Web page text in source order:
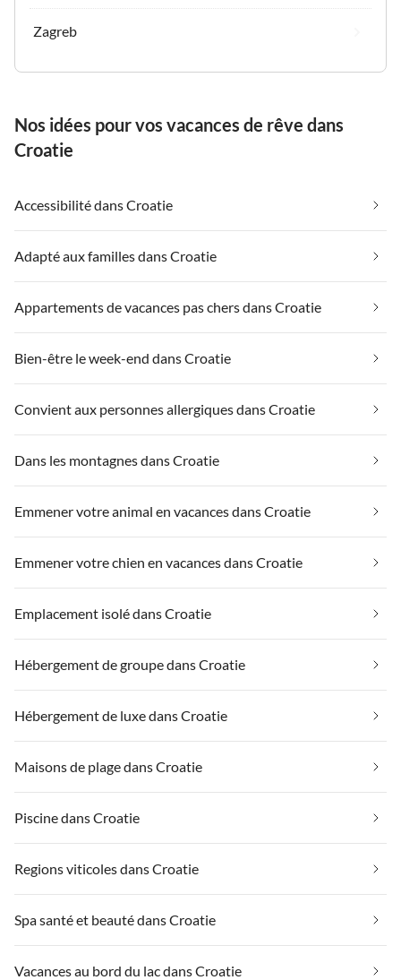
Zagreb
Nos idées pour vos vacances de rêve dans
Croatie
Accessibilité dans Croatie
Adapté aux familles dans Croatie
Appartements de vacances pas chers dans Croatie
Bien-être le week-end dans Croatie
Convient aux personnes allergiques dans Croatie
Dans les montagnes dans Croatie
Emmener votre animal en vacances dans Croatie
Emmener votre chien en vacances dans Croatie
Emplacement isolé dans Croatie
Hébergement de groupe dans Croatie
Hébergement de luxe dans Croatie
Maisons de plage dans Croatie
Piscine dans Croatie
Regions viticoles dans Croatie
Spa santé et beauté dans Croatie
Vacances au bord du lac dans Croatie